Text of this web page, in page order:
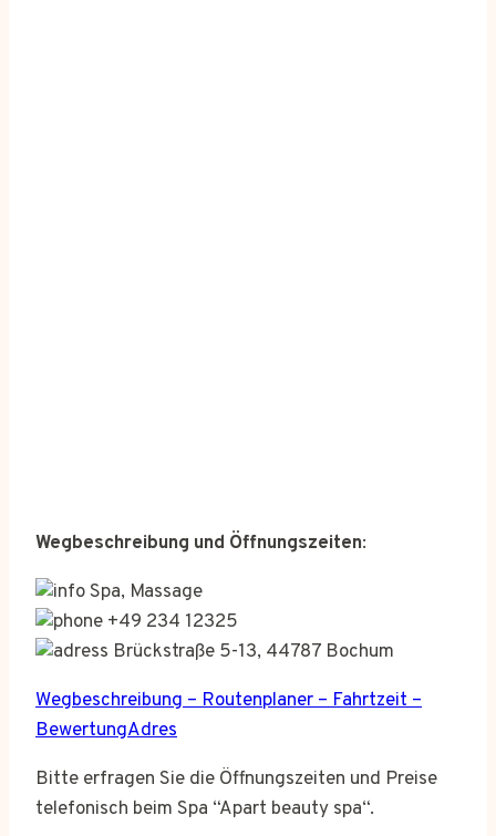
Wegbeschreibung und Öffnungszeiten:
Spa, Massage
+49 234 12325
Brückstraße 5-13, 44787 Bochum
Wegbeschreibung – Routenplaner – Fahrtzeit –
BewertungAdres
Bitte erfragen Sie die Öffnungszeiten und Preise
telefonisch beim Spa “Apart beauty spa“.